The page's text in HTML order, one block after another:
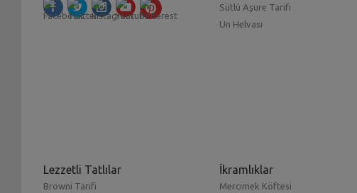
Sütlü Aşure Tarifi
Un Helvası
Lezzetli Tatlılar
Browni Tarifi
İkramlıklar
Mercimek Köftesi